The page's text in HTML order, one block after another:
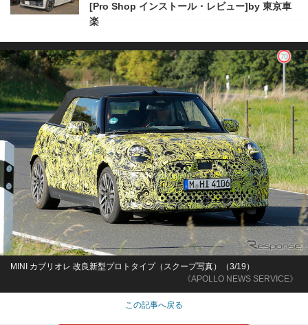
[Pro Shop インストール・レビュー]by 東京車
楽
《APOLLO NEWS SERVICE》
MINI カブリオレ 改良新型プロトタイプ（スクープ写真）（3/19）
この記事へ戻る